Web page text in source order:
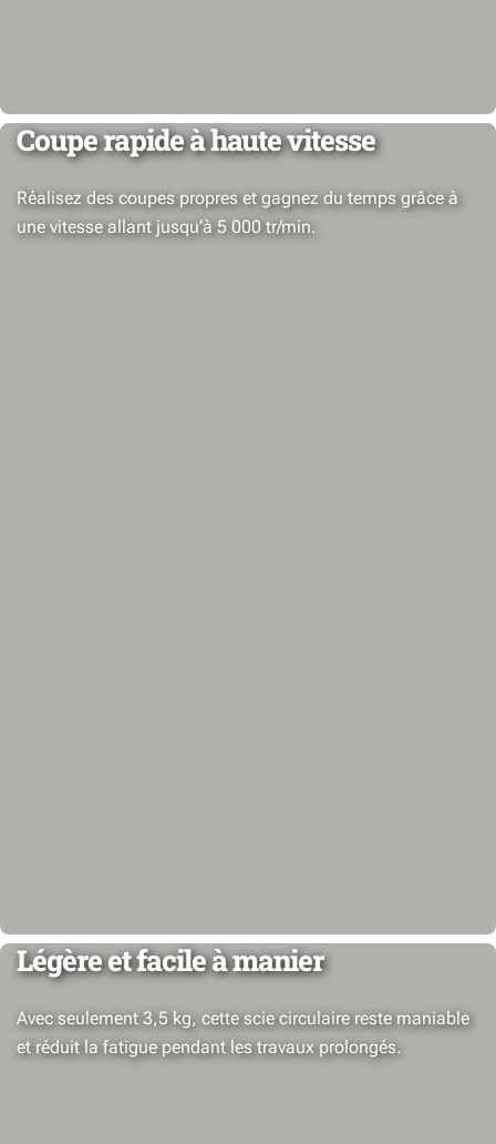
Coupe rapide à haute vitesse
Réalisez des coupes propres et gagnez du temps grâce à
une vitesse allant jusqu’à 5 000 tr/min.
Légère et facile à manier
Avec seulement 3,5 kg, cette scie circulaire reste maniable
et réduit la fatigue pendant les travaux prolongés.